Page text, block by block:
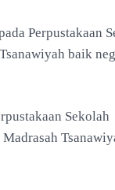
Perpustakaan
baik
Sekolah
Madrasah